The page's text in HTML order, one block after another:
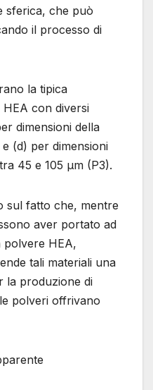
sferica, che può
il processo di
la tipica
con diversi
dimensioni della
(d) per dimensioni
45 e 105 μm (P3).
sul fatto che, mentre
aver portato ad
polvere HEA,
tali materiali una
la produzione di
polveri offrivano